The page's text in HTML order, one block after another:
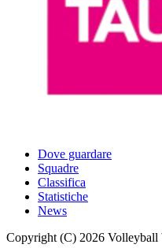
Dove guardare
Squadre
Classifica
Statistiche
News
Copyright (C) 2026